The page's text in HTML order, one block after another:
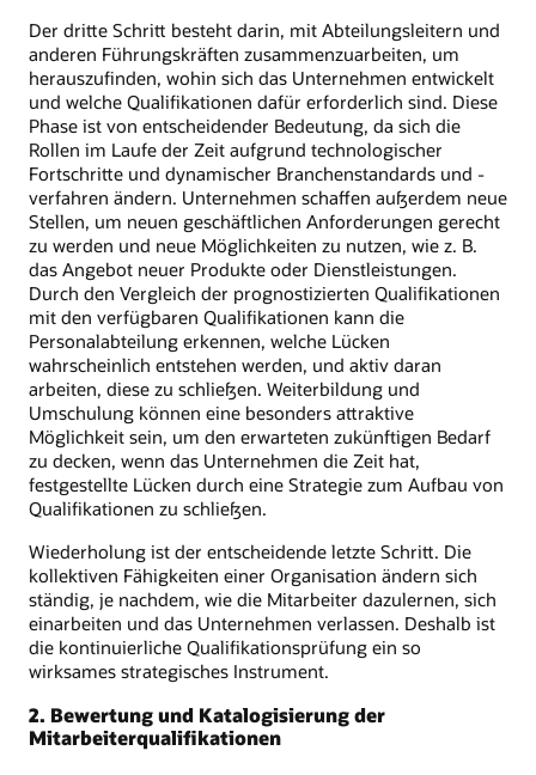
Der dritte Schritt besteht darin, mit Abteilungsleitern und
anderen Führungskräften zusammenzuarbeiten, um
herauszufinden, wohin sich das Unternehmen entwickelt
und welche Qualifikationen dafür erforderlich sind. Diese
Phase ist von entscheidender Bedeutung, da sich die
Rollen im Laufe der Zeit aufgrund technologischer
Fortschritte und dynamischer Branchenstandards und -
verfahren ändern. Unternehmen schaffen außerdem neue
Stellen, um neuen geschäftlichen Anforderungen gerecht
zu werden und neue Möglichkeiten zu nutzen, wie z. B.
das Angebot neuer Produkte oder Dienstleistungen.
Durch den Vergleich der prognostizierten Qualifikationen
mit den verfügbaren Qualifikationen kann die
Personalabteilung erkennen, welche Lücken
wahrscheinlich entstehen werden, und aktiv daran
arbeiten, diese zu schließen. Weiterbildung und
Umschulung können eine besonders attraktive
Möglichkeit sein, um den erwarteten zukünftigen Bedarf
zu decken, wenn das Unternehmen die Zeit hat,
festgestellte Lücken durch eine Strategie zum Aufbau von
Qualifikationen zu schließen.
Wiederholung ist der entscheidende letzte Schritt. Die
kollektiven Fähigkeiten einer Organisation ändern sich
ständig, je nachdem, wie die Mitarbeiter dazulernen, sich
einarbeiten und das Unternehmen verlassen. Deshalb ist
die kontinuierliche Qualifikationsprüfung ein so
wirksames strategisches Instrument.
2. Bewertung und Katalogisierung der
Mitarbeiterqualifikationen